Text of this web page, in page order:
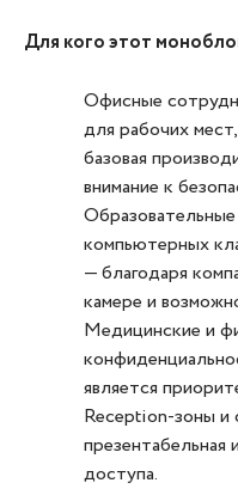
Для кого этот
Офисные
для рабочих
базовая
внимание к
компьютерных
— благодаря
камере и
Медицинские и
является
Reception-зоны
презентабельная
доступа.